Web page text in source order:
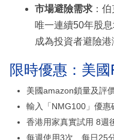
市場避險需求 ：
唯一連續50年股
成為投資者避險港
限時優惠：美
美國amazon鎖量及評
輸入「NMG100」優惠
香港用家真實試用 8週
每週使用3次、每日25